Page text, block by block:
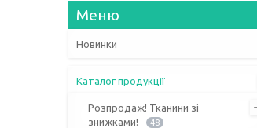
Новинки
Каталог продукції
Розпродаж! Тканини зі
знижками!
48